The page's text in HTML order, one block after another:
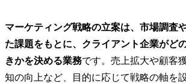
マーケティング戦略の立案は、市場調査
た課題をもとに、クライアント企業がど
きかを決める業務です。売上拡大や顧客
知の向上など、目的に応じて戦略の軸を